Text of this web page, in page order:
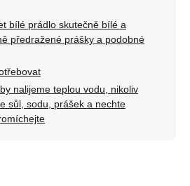
bílé prádlo skutečně bílé a
předražené prášky a podobné
nalijeme teplou vodu, nikoliv
sůl, sodu, prášek a nechte